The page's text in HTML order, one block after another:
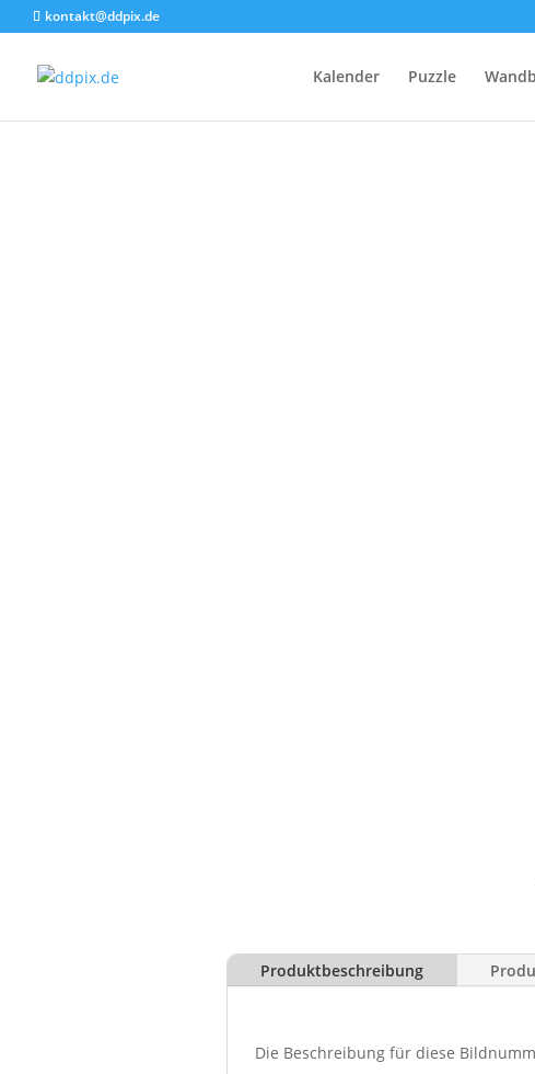
kontakt@ddpix.de
Kalender Puzzle
Produktbeschreibung
Die Beschreibung für diese